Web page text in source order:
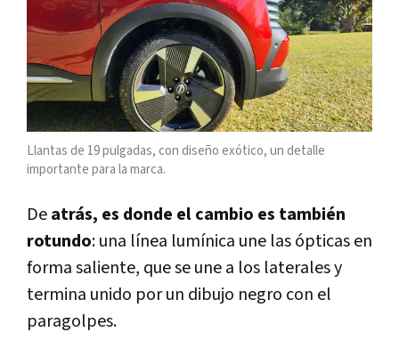
Llantas de 19 pulgadas, con diseño exótico, un detalle
importante para la marca.
Deatrás, es donde el cambio es también
rotundo: una línea lumínica une las ópticas en
forma saliente, que se une a los laterales y
termina unido por un dibujo negro con el
paragolpes.